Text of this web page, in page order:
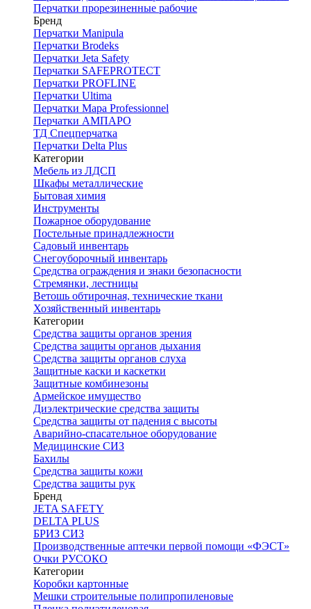
Перчатки прорезиненные рабочие
Бренд
Перчатки Manipula
Перчатки Brodeks
Перчатки Jeta Safety
Перчатки SAFEPROTECT
Перчатки PROFLINE
Перчатки Ultima
Перчатки Мара Professionnel
Перчатки АМПАРО
ТД Спецперчатка
Перчатки Delta Plus
Категории
Мебель из ЛДСП
Шкафы металлические
Бытовая химия
Инструменты
Пожарное оборудование
Постельные принадлежности
Садовый инвентарь
Снегоуборочный инвентарь
Средства ограждения и знаки безопасности
Стремянки, лестницы
Ветошь обтирочная, технические ткани
Хозяйственный инвентарь
Категории
Средства защиты органов зрения
Средства защиты органов дыхания
Средства защиты органов слуха
Защитные каски и каскетки
Защитные комбинезоны
Армейское имущество
Диэлектрические средства защиты
Средства защиты от падения с высоты
Аварийно-спасательное оборудование
Медицинские СИЗ
Бахилы
Средства защиты кожи
Средства защиты рук
Бренд
JETA SAFETY
DELTA PLUS
БРИЗ СИЗ
Производственные аптечки первой помощи «ФЭСТ»
Очки РУСОКО
Категории
Коробки картонные
Мешки строительные полипропиленовые